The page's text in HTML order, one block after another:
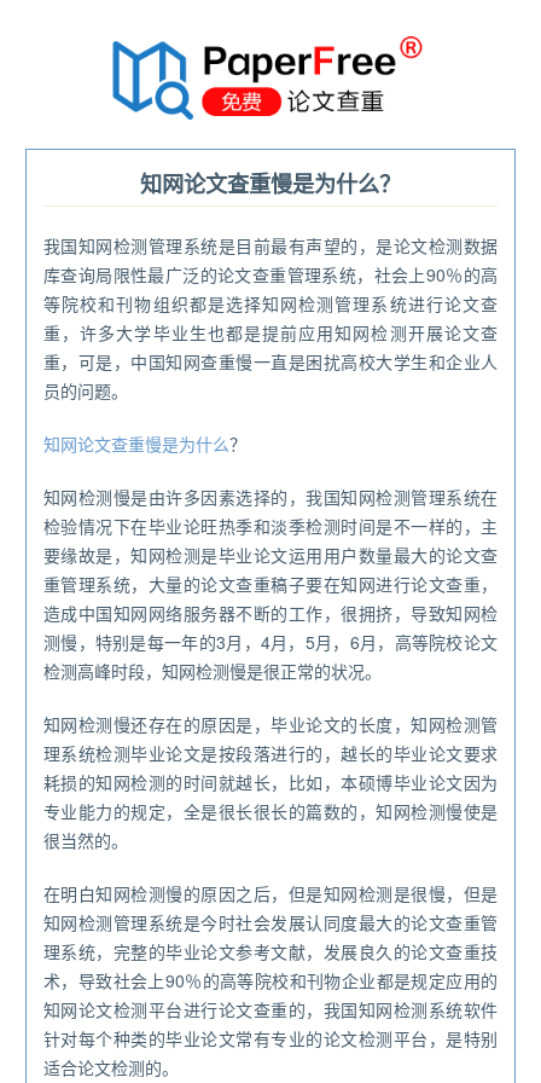
知网论文查重慢是为什么？
我国知网检测管理系统是目前最有声望的，是论文检测数据
库查询局限性最广泛的论文查重管理系统，社会上90％的高
等院校和刊物组织都是选择知网检测管理系统进行论文查
重，许多大学毕业生也都是提前应用知网检测开展论文查
重，可是，中国知网查重慢一直是困扰高校大学生和企业人
员的问题。
知网论文查重慢是为什么？
知网检测慢是由许多因素选择的，我国知网检测管理系统在
检验情况下在毕业论旺热季和淡季检测时间是不一样的，主
要缘故是，知网检测是毕业论文运用用户数量最大的论文查
重管理系统，大量的论文查重稿子要在知网进行论文查重，
造成中国知网网络服务器不断的工作，很拥挤，导致知网检
测慢，特别是每一年的3月，4月，5月，6月，高等院校论文
检测高峰时段，知网检测慢是很正常的状况。
知网检测慢还存在的原因是，毕业论文的长度，知网检测管
理系统检测毕业论文是按段落进行的，越长的毕业论文要求
耗损的知网检测的时间就越长，比如，本硕博毕业论文因为
专业能力的规定，全是很长很长的篇数的，知网检测慢使是
很当然的。
在明白知网检测慢的原因之后，但是知网检测是很慢，但是
知网检测管理系统是今时社会发展认同度最大的论文查重管
理系统，完整的毕业论文参考文献，发展良久的论文查重技
术，导致社会上90％的高等院校和刊物企业都是规定应用的
知网论文检测平台进行论文查重的，我国知网检测系统软件
针对每个种类的毕业论文常有专业的论文检测平台，是特别
适合论文检测的。